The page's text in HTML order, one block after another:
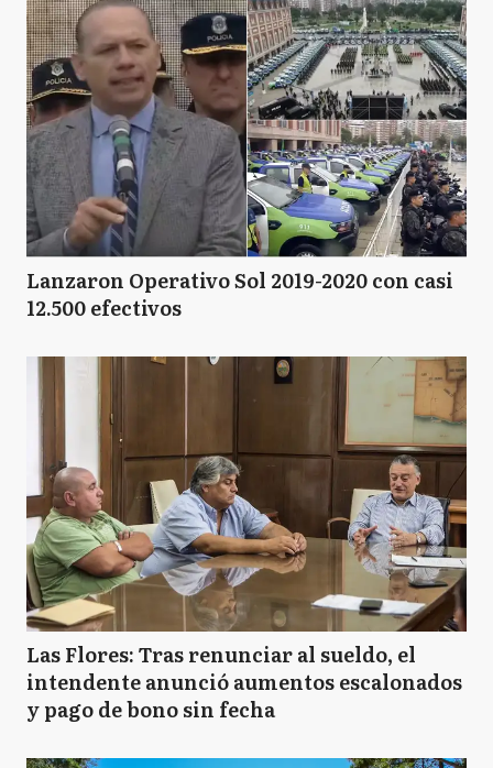
Lanzaron Operativo Sol 2019-2020 con casi
12.500 efectivos
Las Flores: Tras renunciar al sueldo, el
intendente anunció aumentos escalonados
y pago de bono sin fecha